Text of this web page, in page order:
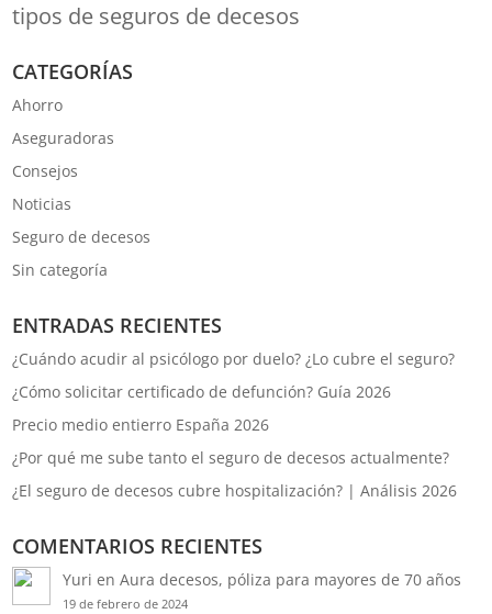
tipos de seguros de decesos
CATEGORÍAS
Ahorro
Aseguradoras
Consejos
Noticias
Seguro de decesos
Sin categoría
ENTRADAS RECIENTES
¿Cuándo acudir al psicólogo por duelo? ¿Lo cubre el seguro?
¿Cómo solicitar certificado de defunción? Guía 2026
Precio medio entierro España 2026
¿Por qué me sube tanto el seguro de decesos actualmente?
¿El seguro de decesos cubre hospitalización? | Análisis 2026
COMENTARIOS RECIENTES
Yuri en Aura decesos, póliza para mayores de 70 años
19 de febrero de 2024